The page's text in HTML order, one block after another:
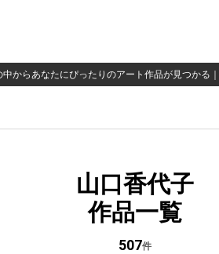
中からあなたにぴったりのアート作品が見つかる
山口香代子
作品一覧
507件